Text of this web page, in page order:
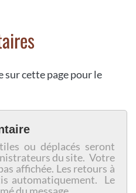
sur cette page pour le
ou déplacés seront
du site. Votre
affichée. Les retours à
automatiquement. Le